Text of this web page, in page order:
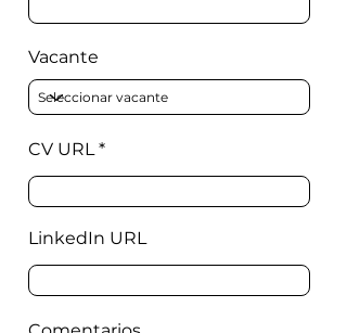
Vacante
CV URL
LinkedIn URL